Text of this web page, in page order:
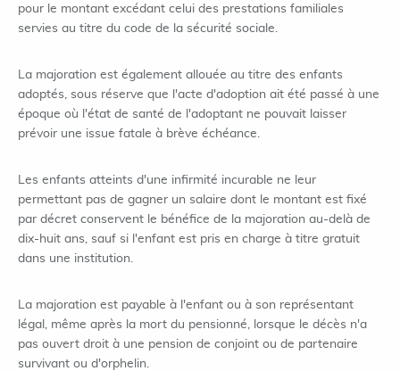
pour le montant excédant celui des prestations familiales
servies au titre du code de la sécurité sociale.
La majoration est également allouée au titre des enfants
adoptés, sous réserve que l'acte d'adoption ait été passé à une
époque où l'état de santé de l'adoptant ne pouvait laisser
prévoir une issue fatale à brève échéance.
Les enfants atteints d'une infirmité incurable ne leur
permettant pas de gagner un salaire dont le montant est fixé
par décret conservent le bénéfice de la majoration au-delà de
dix-huit ans, sauf si l'enfant est pris en charge à titre gratuit
dans une institution.
La majoration est payable à l'enfant ou à son représentant
légal, même après la mort du pensionné, lorsque le décès n'a
pas ouvert droit à une pension de conjoint ou de partenaire
survivant ou d'orphelin.